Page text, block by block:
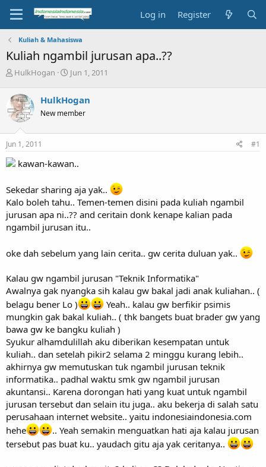
Log in Register
Kuliah & Mahasiswa
Kuliah ngambil jurusan apa..??
T
r
e
a
d
s
t
a
r
e
r
HulkHogan
S
r
t
a
Jun 1, 2011
HulkHogan
New member
Jun 1, 2011 #1
kawan-kawan..
Sekedar sharing aja yak..
Kalo boleh tahu.. Temen-temen disini pada kuliah ngambil
jurusan apa ni..?? and ceritain donk kenape kalian pada
ngambil jurusan itu..
oke dah sebelum yang lain cerita.. gw cerita duluan yak..
Kalau gw ngambil jurusan "Teknik Informatika"
Awalnya gak nyangka sih kalau gw bakal jadi anak kuliahan.. (
belagu bener Lo )
Yeah.. kalau gw berfikir psimis
mungkin gak bakal kuliah.. ( thk bangets buat brader gw yang
bawa gw ke bangku kuliah )
Syukur alhamdulillah aku diberikan kesempatan untuk
kuliah.. dan setelah pikir2 selama 2 minggu kurang lebih..
akhirnya gw memutuskan tuk ngambil jurusan teknik
informatika.. padhal waktu smk gw ngambil jurusan
akuntansi.. Karena dorongan hati yang kuat untuk ngambil
jurusan tersebut dan selain itu juga.. aku bekerja di salah satu
perusahaan internet website.. yaitu indonesiaindonesia.com
hehe
.. Yeah semakin menguatkan hati aja kalau jurusan
tersebut pas buat ku.. yaudach gitu aja yak ceritanya..